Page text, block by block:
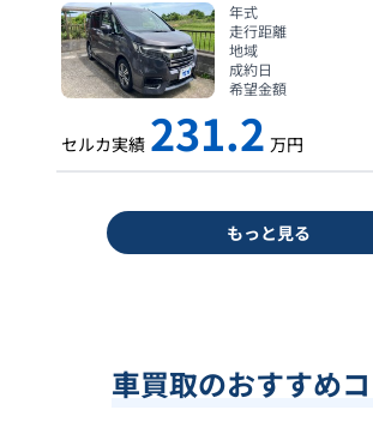
年式
走行距離
地域
成約日
希望金額
セルカ実績 231.2 万円
もっと見る
車買取のおすすめ